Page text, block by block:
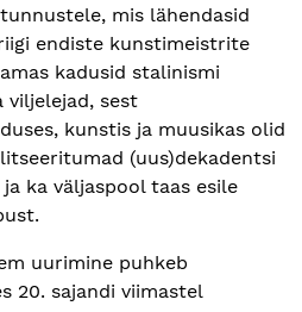
mis lähendasid
endiste kunstimeistrite
kadusid stalinismi
viljelejad, sest
kunstis ja muusikas olid
(uus)dekadentsi
ka väljaspool taas esile
uurimine puhkeb
20. sajandi viimastel